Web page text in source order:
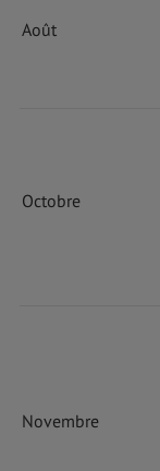
Août
Octobre
Novembre